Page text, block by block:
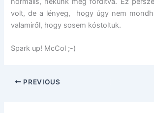
volt, de a lényeg, hogy úgy nem
valamiről, hogy sosem kóstoltuk.
Spark up! McCol ;-)
PREVIOUS